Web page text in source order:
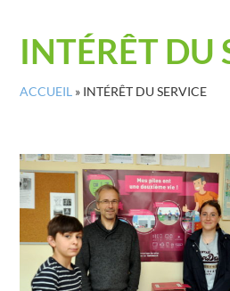
INTÉRÊT DU
ACCUEIL » INTÉRÊT DU SERVICE